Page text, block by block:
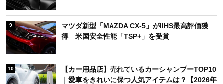
9
マツダ新型「MAZDA CX-5」がIIHS最高評価獲
得 米国安全性能「TSP+」を受賞
10
【カー用品店】売れているカーシャンプーTOP10
｜愛車をきれいに保つ人気アイテムは？【2026年